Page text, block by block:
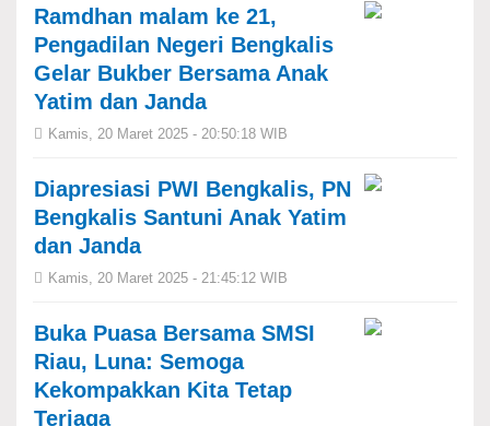
Ramdhan malam ke 21,
Pengadilan Negeri Bengkalis
Gelar Bukber Bersama Anak
Yatim dan Janda
Kamis, 20 Maret 2025 - 20:50:18 WIB
Diapresiasi PWI Bengkalis, PN
Bengkalis Santuni Anak Yatim
dan Janda
Kamis, 20 Maret 2025 - 21:45:12 WIB
Buka Puasa Bersama SMSI
Riau, Luna: Semoga
Kekompakkan Kita Tetap
Terjaga